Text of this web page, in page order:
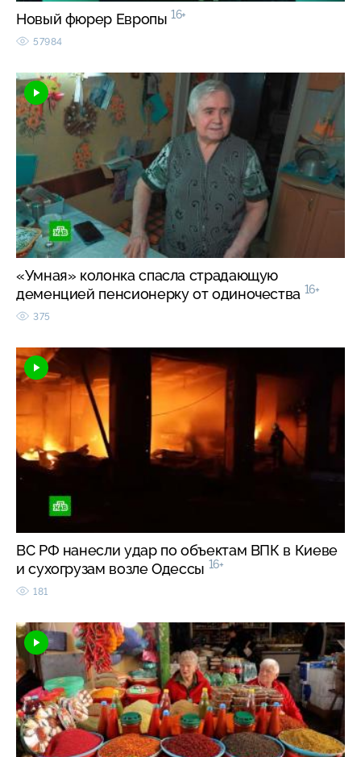
Новый фюрер Европы 16+
57984
«Умная» колонка спасла страдающую
деменцией пенсионерку от одиночества 16+
375
ВС РФ нанесли удар по объектам ВПК в Киеве
и сухогрузам возле Одессы 16+
181